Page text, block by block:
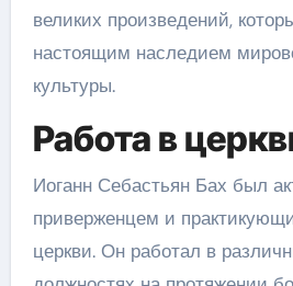
великих произведений,
настоящим наследием
культуры.
Работа в
Иоганн Себастьян Бах был
приверженцем и
церкви. Он работал в